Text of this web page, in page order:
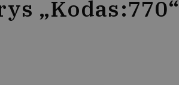
„Kodas:770“